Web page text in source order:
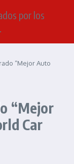
por los
“Mejor Auto
“Mejor
Car